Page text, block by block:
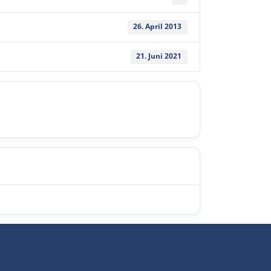
26. April 2013
21. Juni 2021